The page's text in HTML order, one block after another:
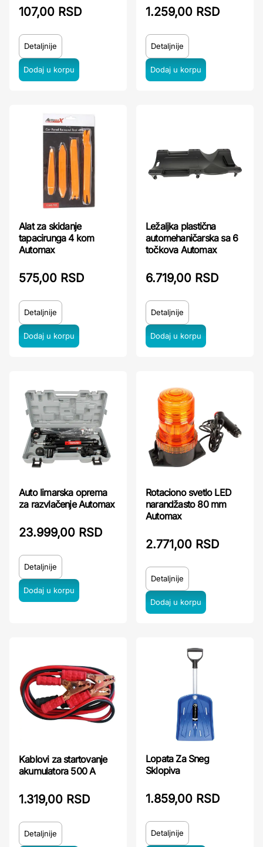
107,00 RSD
Detaljnije
1.259,00 RSD
Detaljnije
Alat za skidanje
tapacirunga 4 kom
Automax
575,00 RSD
Detaljnije
Ležaljka plastična
automehaničarska sa 6
točkova Automax
6.719,00 RSD
Detaljnije
Auto limarska oprema
za razvlačenje Automax
23.999,00 RSD
Detaljnije
Rotaciono svetlo LED
narandžasto 80 mm
Automax
2.771,00 RSD
Detaljnije
Kablovi za startovanje
akumulatora 500 A
1.319,00 RSD
Detaljnije
Lopata Za Sneg
Sklopiva
1.859,00 RSD
Detaljnije